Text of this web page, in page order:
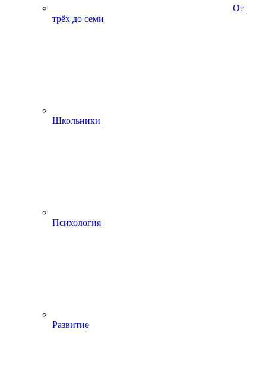
От
трёх до семи
Школьники
Психология
Развитие